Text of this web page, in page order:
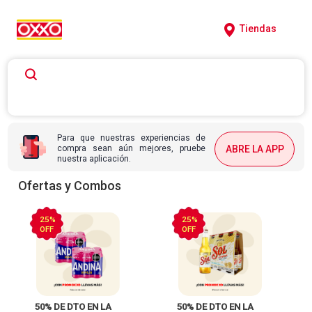
Tiendas
Para que nuestras experiencias de
compra sean aún mejores, pruebe
nuestra aplicación.
ABRE LA APP
Ofertas y Combos
25%
OFF
50% DE DTO EN LA
25%
OFF
50% DE DTO EN LA